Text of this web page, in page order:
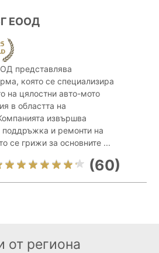
ЕООД
представлява
която се специализира
на цялостни авто-мото
в областта на
извършва
поддръжка и ремонти на
се грижи за основните ...
(60)
от региона